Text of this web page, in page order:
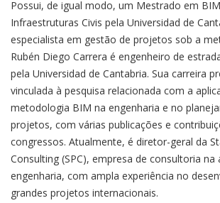
Possui, de igual modo, um Mestrado em
Infraestruturas Civis pela Universidad de
especialista em gestão de projetos sob a
Rubén Diego Carrera é engenheiro de
pela Universidad de Cantabria. Sua carreira
vinculada à pesquisa relacionada com a
metodologia BIM na engenharia e no
projetos, com várias publicações e
congressos. Atualmente, é diretor-geral da
Consulting (SPC), empresa de consultoria na
engenharia, com ampla experiência no
grandes projetos internacionais.